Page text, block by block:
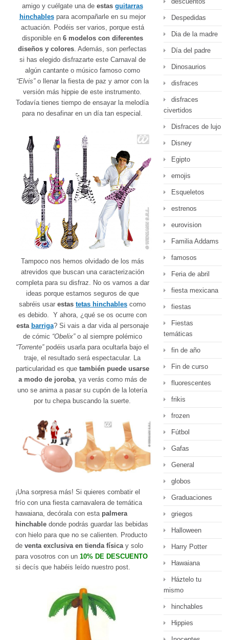
amigo y cuélgate una de estas guitarras
hinchablespara acompañarle en su mejor
actuación. Podéis ser varios, porque está
disponible en 6 modelos con diferentes
diseños y colores . Además, son perfectas
si has elegido disfrazarte este Carnaval de
algún cantante o músico famoso como
“Elvis”o llenar la fiesta de paz y amor con la
versión más hippie de este instrumento.
Todavía tienes tiempo de ensayar la melodía
para no desafinar en un día tan especial.
Tampoco nos hemos olvidado de los más
atrevidos que buscan una caracterización
completa para su disfraz. No os vamos a dar
ideas porque estamos seguros de que
sabréis usar estas tetas hinchables como
es debido. Y ahora, ¿qué se os ocurre con
esta barriga? Si vais a dar vida al personaje
de cómic “Obelix”o al siempre polémico
“Torrente”podéis usarla para ocultarla bajo el
traje, el resultado será espectacular. La
particularidad es quetambién puede usarse
a modo de joroba, ya verás como más de
uno se anima a pasar su cupón de la lotería
por tu chepa buscando la suerte.
¡Una sorpresa más! Si quieres combatir el
frío con una fiesta carnavalera de temática
hawaiana, decórala con esta palmera
hinchable donde podrás guardar las bebidas
con hielo para que no se calienten. Producto
de venta exclusiva en tienda física y solo
para vosotros con un 10% DE DESCUENTO
si decís que habéis leído nuestro post.
Despedidas
Dia de la madre
Día del padre
Dinosaurios
disfraces
disfraces
civertidos
Disfraces de lujo
Disney
Egipto
emojis
Esqueletos
estrenos
eurovision
Familia Addams
famosos
Feria de abril
fiesta mexicana
fiestas
Fiestas
temáticas
fin de año
Fin de curso
fluorescentes
frikis
frozen
Fútbol
Gafas
General
globos
Graduaciones
griegos
Halloween
Harry Potter
Hawaiana
Háztelo tu
mismo
hinchables
Hippies